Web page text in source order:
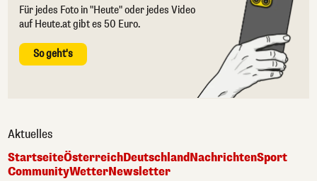
Für jedes Foto in "Heute" oder jedes Video
auf Heute.at gibt es 50 Euro.
So geht's
Aktuelles
StartseiteÖsterreichDeutschlandNachrichtenSport
CommunityWetterNewsletter